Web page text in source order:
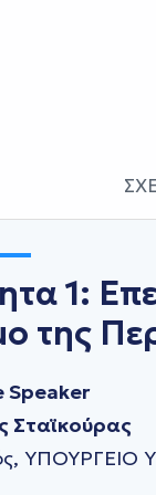
1:
της
Speaker
Σταϊκούρας